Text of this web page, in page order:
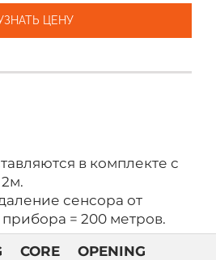
ЦЕНУ
в комплекте с
сенсора от
= 200 метров.
CORE OPENING